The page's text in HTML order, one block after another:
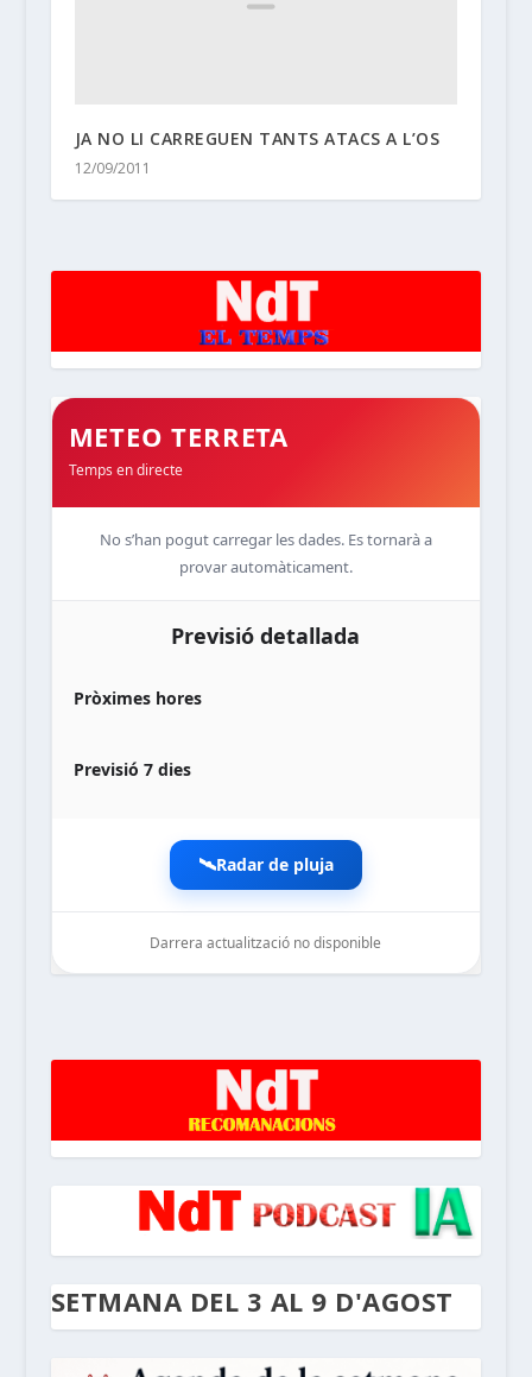
JA NO LI CARREGUEN TANTS ATACS A L’OS
12/09/2011
METEO TERRETA
Temps en directe
No s’han pogut carregar les dades. Es tornarà a
provar automàticament.
Previsió detallada
Pròximes hores
Previsió 7 dies
🛰️Radar de pluja
Darrera actualització no disponible
SETMANA DEL 3 AL 9 D'AGOST